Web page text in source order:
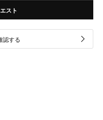
スト
認する